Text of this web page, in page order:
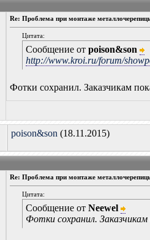
Re: Проблема при монтаже
Цитата:
Сообщение отpoison&son
http://www.kroi.ru/forum/
Фотки сохранил. Заказчикам
poison&son (18.11.2015)
Re: Проблема при монтаже
Цитата:
Сообщение отNeewel
Фотки сохранил.